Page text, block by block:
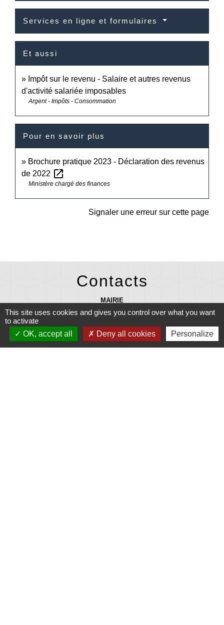
Services en ligne et formulaires
Et aussi
Impôt sur le revenu - Salaire et autres revenus
d'activité salariée imposables
Argent - Impôts - Consommation
Pour en savoir plus
Brochure pratique 2023 - Déclaration des revenus
de 2022 open_in_new
Ministère chargé des finances
Signaler une erreur sur cette page
Contacts
MAIRIE
27 rue Laennec 29710 PLONEIS - FRANCE
mairie@ploneis.com
This site uses cookies and gives you control over what you want
to activate
OK, accept all
Deny all cookies Personalize